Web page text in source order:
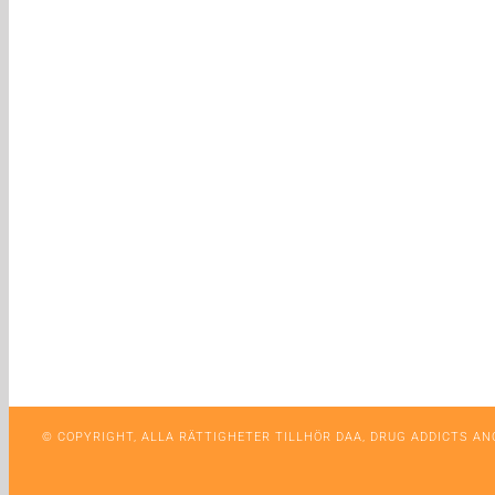
© COPYRIGHT, ALLA RÄTTIGHETER TILLHÖR DAA, DRUG ADDICTS